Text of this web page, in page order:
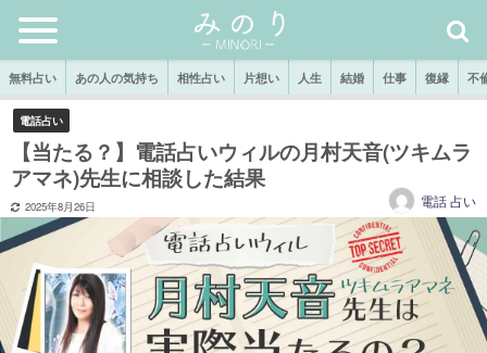
無料占い あの人の気持ち 相性占い 片想い 人生 結婚 仕事 復縁 不
電話占い
【当たる？】電話占いウィルの月村天音(ツキムラ
アマネ)先生に相談した結果
2025年8月26日 電話 占い